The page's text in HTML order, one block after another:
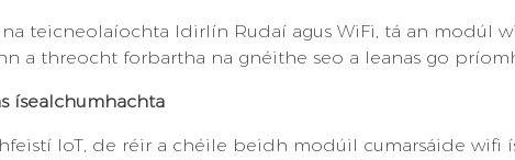
teicneolaíochta Idirlín Rudaí agus WiFi, tá an modúl
a threocht forbartha na gnéithe seo a leanas go
ísealchumhachta
IoT, de réir a chéile beidh modúil cumarsáide wifi